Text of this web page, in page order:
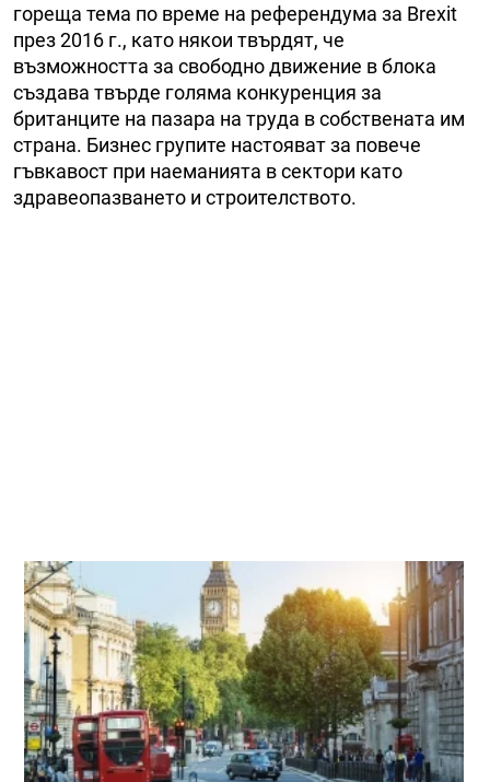
гореща тема по време на референдума за Brexit
през 2016 г., като някои твърдят, че
възможността за свободно движение в блока
създава твърде голяма кoнкуренция за
британците на пазара на труда в собствената им
страна. Бизнес групите настояват за повече
гъвкавост при наеманията в сектори като
здравеопазването и строителството.